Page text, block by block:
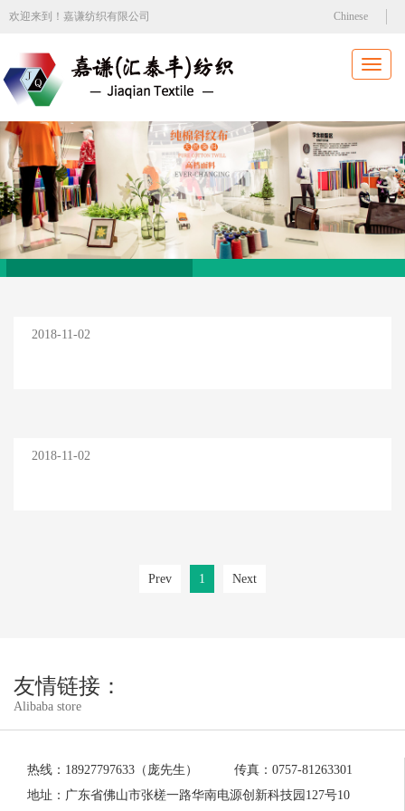
欢迎来到！嘉谦纺织有限公司 Chinese
Toggle
2018-11-02
2018-11-02
Prev 1 Next
友情链接：
Alibaba store
热线：18927797633（庞先生）
传真：0757-81263301
地址：广东省佛山市张槎一路华南电源创新科技园127号10